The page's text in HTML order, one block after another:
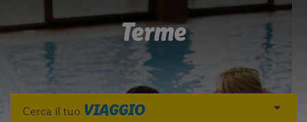
Terme
Cerca il tuo VIAGGIO